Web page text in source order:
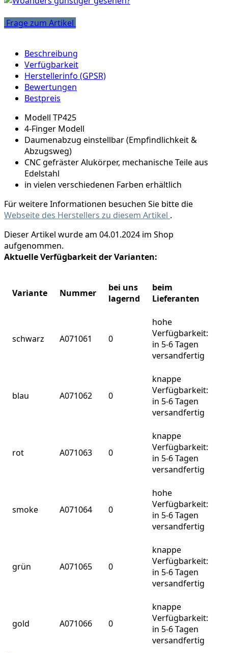
Frage zum Artikel
Beschreibung
Verfügbarkeit
Herstellerinfo (GPSR)
Bewertungen
Bestpreis
Modell TP425
4-Finger Modell
Daumenabzug einstellbar (Empfindlichkeit &
Abzugsweg)
CNC gefräster Alukörper, mechanische Teile aus
Edelstahl
in vielen verschiedenen Farben erhältlich
Für weitere Informationen besuchen Sie bitte die
Webseite des Herstellers zu diesem Artikel .
Dieser Artikel wurde am 04.01.2024 im Shop
aufgenommen.
Aktuelle Verfügbarkeit der Varianten:
Variante Nummer
bei uns
lagernd
beim
Lieferanten
schwarz A071061 0
hohe
Verfügbarkeit:
in 5-6 Tagen
versandfertig
blau A071062 0
knappe
Verfügbarkeit:
in 5-6 Tagen
versandfertig
rot A071063 0
knappe
Verfügbarkeit:
in 5-6 Tagen
versandfertig
smoke A071064 0
hohe
Verfügbarkeit:
in 5-6 Tagen
versandfertig
grün A071065 0
knappe
Verfügbarkeit:
in 5-6 Tagen
versandfertig
gold A071066 0
knappe
Verfügbarkeit:
in 5-6 Tagen
versandfertig